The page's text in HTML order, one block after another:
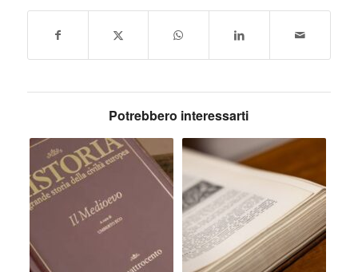
Potrebbero interessarti